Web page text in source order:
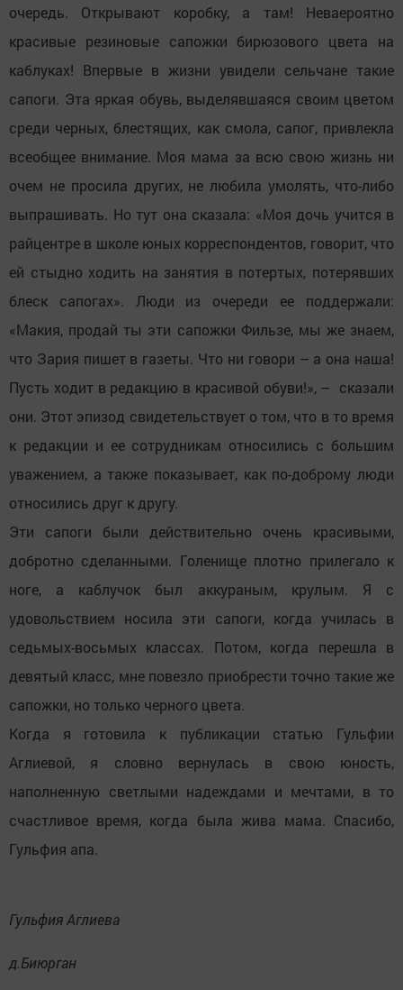
очередь. Открывают коробку, а там! Неваероятно
красивые резиновые сапожки бирюзового цвета на
каблуках! Впервые в жизни увидели сельчане такие
сапоги. Эта яркая обувь, выделявшаяся своим цветом
среди черных, блестящих, как смола, сапог, привлекла
всеобщее внимание. Моя мама за всю свою жизнь ни
очем не просила других, не любила умолять, что-либо
выпрашивать. Но тут она сказала: «Моя дочь учится в
райцентре в школе юных корреспондентов, говорит, что
ей стыдно ходить на занятия в потертых, потерявших
блеск сапогах». Люди из очереди ее поддержали:
«Макия, продай ты эти сапожки Фильзе, мы же знаем,
что Зария пишет в газеты. Что ни говори – а она наша!
Пусть ходит в редакцию в красивой обуви!», – сказали
они. Этот эпизод свидетельствует о том, что в то время
к редакции и ее сотрудникам относились с большим
уважением, а также показывает, как по-доброму люди
относились друг к другу.
Эти сапоги были действительно очень красивыми,
добротно сделанными. Голенище плотно прилегало к
ноге, а каблучок был аккураным, крулым. Я с
удовольствием носила эти сапоги, когда училась в
седьмых-восьмых классах. Потом, когда перешла в
девятый класс, мне повезло приобрести точно такие же
сапожки, но только черного цвета.
Когда я готовила к публикации статью Гульфии
Аглиевой, я словно вернулась в свою юность,
наполненную светлыми надеждами и мечтами, в то
счастливое время, когда была жива мама. Спасибо,
Гульфия апа.
Гульфия Аглиева
д.Биюрган